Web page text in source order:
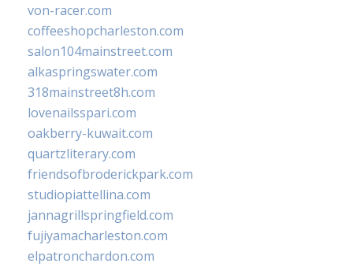
von-racer.com
coffeeshopcharleston.com
salon104mainstreet.com
alkaspringswater.com
318mainstreet8h.com
lovenailsspari.com
oakberry-kuwait.com
quartzliterary.com
friendsofbroderickpark.com
studiopiattellina.com
jannagrillspringfield.com
fujiyamacharleston.com
elpatronchardon.com